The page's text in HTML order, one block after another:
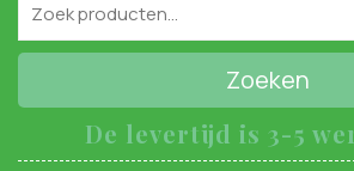
Zoeken
De levertijd is 3-5